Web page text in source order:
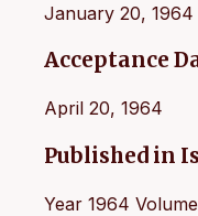
January 20, 1964
Acceptance
April 20, 1964
Published in
Year 1964